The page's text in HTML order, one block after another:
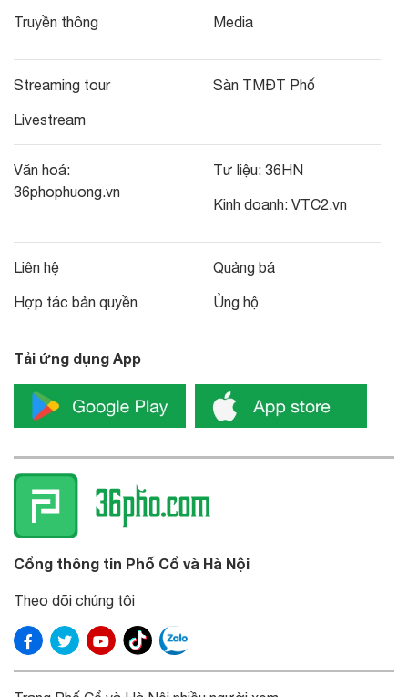
Truyền thông Media
Streaming tour
Livestream
Sàn TMĐT Phố
Văn hoá:
36phophuong.vn
Tư liệu: 36HN
Kinh doanh: VTC2.vn
Liên hệ
Hợp tác bản quyền
Quảng bá
Ủng hộ
Tải ứng dụng App
Cổng thông tin Phố Cổ và Hà Nội
Theo dõi chúng tôi